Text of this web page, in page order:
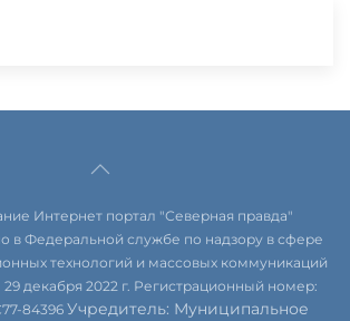
Интернет портал "Северная правда"
в Федеральной службе по надзору в сфере
технологий и массовых коммуникаций
декабря 2022 г. Регистрационный номер:
84396 Учредитель: Муниципальное